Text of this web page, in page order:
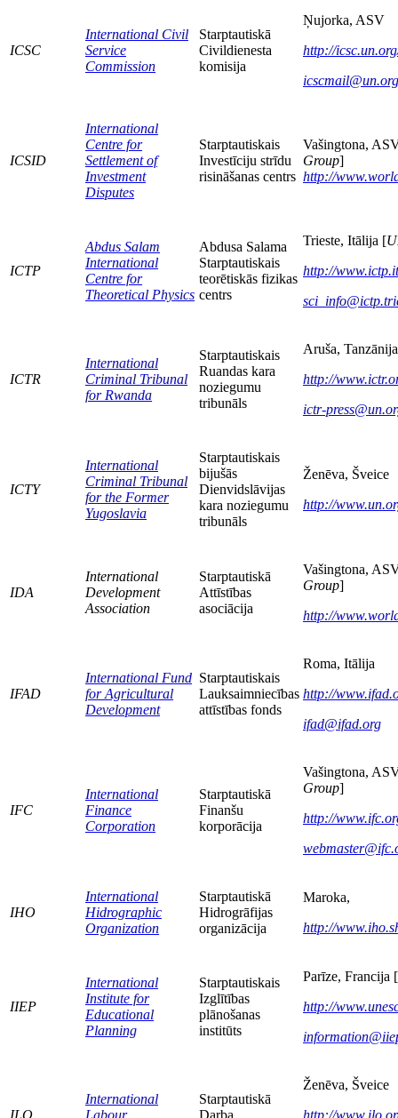
ICSC
International Civil
Service
Commission
Starptautiskā
Civildienesta
komisija
Ņujorka, ASV
http://
icscmail@un.org
ICSID
International
Centre for
Settlement of
Investment
Disputes
Starptautiskais
Investīciju strīdu
risināšanas centrs
Vašingtona,
Group]
http://
ICTP
Abdus Salam
International
Centre for
Theoretical Physics
Abdusa Salama
Starptautiskais
teorētiskās fizikas
centrs
Trieste, Itālija [
http://
ICTR
International
Criminal Tribunal
for Rwanda
Starptautiskais
Ruandas kara
noziegumu
tribunāls
Aruša, Tanzānija
http://
ictr-
ICTY
International
Criminal Tribunal
for the Former
Yugoslavia
Starptautiskais
bijušās
Dienvidslāvijas
kara noziegumu
tribunāls
Ženēva, Šveice
http://
IDA
International
Development
Association
Starptautiskā
Attīstības
asociācija
Vašingtona,
Group]
http://
IFAD
International Fund
for Agricultural
Development
Starptautiskais
Lauksaimniecības
attīstības fonds
Roma, Itālija
http://
ifad@ifad.org
IFC
International
Finance
Corporation
Starptautiskā
Finanšu
korporācija
Vašingtona,
Group]
http://
IHO
International
Hidrographic
Organization
Starptautiskā
Hidrogrāfijas
organizācija
Maroka,
http://
IIEP
International
Institute for
Educational
Planning
Starptautiskais
Izglītības
plānošanas
institūts
Parīze, Francija [
http://
ILO
International
Labour
Starptautiskā
Darba
Ženēva, Šveice
http://